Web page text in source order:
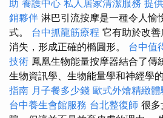
助 養護中心 私人居家清潔服務 提
銷夥伴 淋巴引流按摩是一種令人愉
式。 台中抓龍筋療程 它有助於改
消失，形成正確的橢圓形。 台中值
技術 鳳凰生物能量按摩器結合了傳
生物資訊學、生物能量學和神經學
指南 月子餐多少錢 歐式外燴精緻體
台中養生會館服務 台北整復師 很多